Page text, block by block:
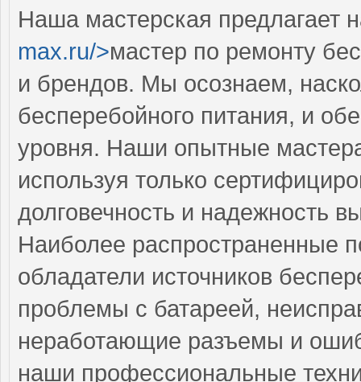
Наша мастерская предлагает
max.ru/>мастер по ремонту
и брендов. Мы осознаем,
бесперебойного питания, и
уровня. Наши опытные
используя только
долговечность и надежность
Наиболее распространенные
обладатели источников
проблемы с батареей,
неработающие разъемы и
наши профессиональные